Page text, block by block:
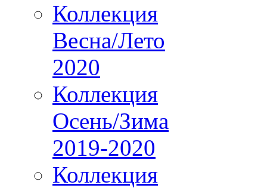
Коллекция
Весна/Лето
2020
Коллекция
Осень/Зима
2019-2020
Коллекция